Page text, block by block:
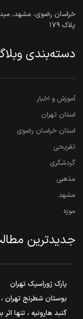
پلاک ۱۷۹
دسته‌بندی
آموزش و اخبار
استان تهران
استان خراسان رضوی
تفریحی
گردشگری
مذهبی
مشهد
موزه
جدیدترین
پارک ژوراسیک تهران
بوستان شطرنج تهران
گنبد هارونیه ، تنها